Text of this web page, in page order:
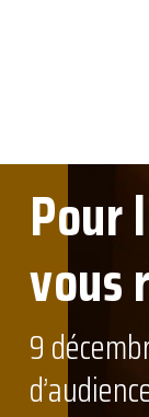
Pour
vous
9